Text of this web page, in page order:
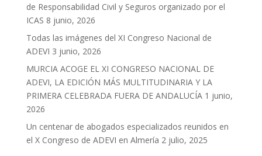
de Responsabilidad Civil y Seguros organizado por el
ICAS 8 junio, 2026
Todas las imágenes del XI Congreso Nacional de
ADEVI 3 junio, 2026
MURCIA ACOGE EL XI CONGRESO NACIONAL DE
ADEVI, LA EDICIÓN MÁS MULTITUDINARIA Y LA
PRIMERA CELEBRADA FUERA DE ANDALUCÍA 1 junio,
2026
Un centenar de abogados especializados reunidos en
el X Congreso de ADEVI en Almería 2 julio, 2025